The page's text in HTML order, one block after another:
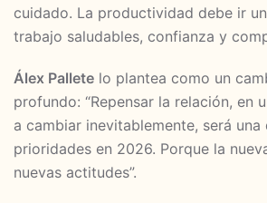
cuidado. La productividad debe ir
trabajo saludables, confianza y
Álex Pallete lo plantea como un
profundo: “Repensar la relación, en
a cambiar inevitablemente, será una
prioridades en 2026. Porque la
nuevas actitudes”.